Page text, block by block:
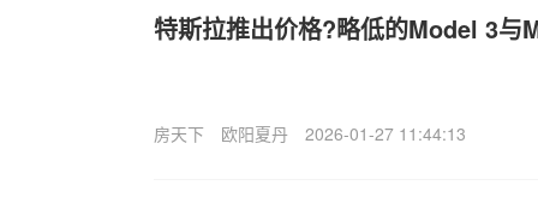
特斯拉推出价格?略低的Model 3与
房天下 欧阳夏丹 2026-01-27 11:44:13